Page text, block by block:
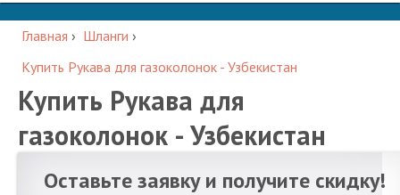
Главная › Шланги ›
Купить Рукава для газоколонок - Узбекистан
Купить Рукава для
газоколонок - Узбекистан
Оставьте заявку и получите скидку!